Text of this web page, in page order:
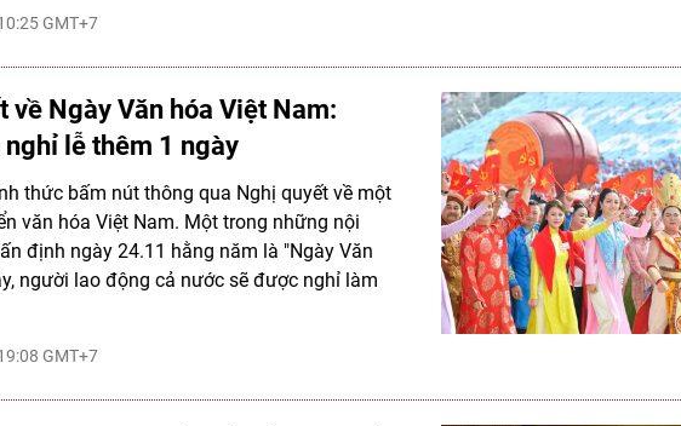
GMT+7
về Ngày Văn hóa Việt Nam:
lễ thêm 1 ngày
GMT+7
thức bấm nút thông qua Nghị quyết về một
văn hóa Việt Nam. Một trong những nội
định ngày 24.11 hằng năm là "Ngày Văn
người lao động cả nước sẽ được nghỉ làm